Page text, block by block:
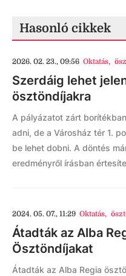
Hasonló cikkek
2026. 02. 23., 09:56 Oktatás,
Szerdáig lehet
ösztöndíjakra
A pályázatot zárt
adni, de a Városház tér 1.
be lehet dobni. A döntés
eredményről írásban
2024. 05. 07., 11:29 Oktatás,
Átadták az Alba
Ösztöndíjakat
Átadták az Alba Regia